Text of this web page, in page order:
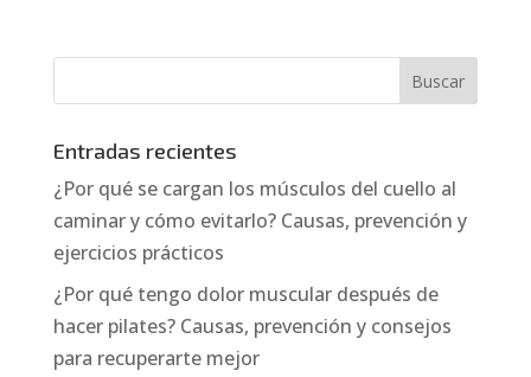
Entradas recientes
¿Por qué se cargan los músculos del cuello al
caminar y cómo evitarlo? Causas, prevención y
ejercicios prácticos
¿Por qué tengo dolor muscular después de
hacer pilates? Causas, prevención y consejos
para recuperarte mejor